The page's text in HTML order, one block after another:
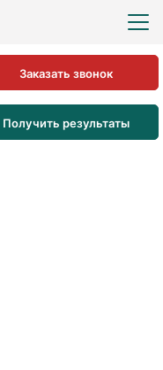
Получить результаты
Заказать звонок